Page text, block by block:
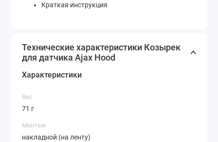
Краткая инструкция
Технические характеристики Козырек
для датчика Ajax Hood
Характеристики
Вес
71 г
Монтаж
накладной (на ленту)